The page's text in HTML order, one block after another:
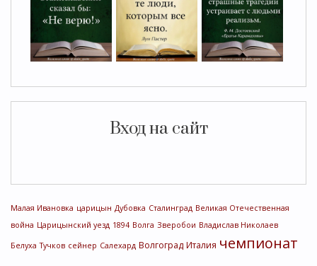
Вход на сайт
Малая Ивановка царицын Дубовка Сталинград Великая Отечественная
война Царицынский уезд 1894 Волга Зверобои Владислав Николаев
Белуха Тучков сейнер Салехард Волгоград Италия чемпионат